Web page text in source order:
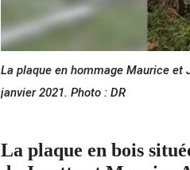
La plaque en hommage Maurice et
janvier 2021. Photo : DR
La plaque en bois